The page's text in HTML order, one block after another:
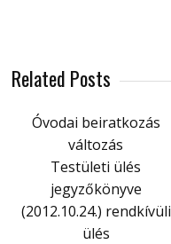
Related Posts
Óvodai beiratkozás
változás
Testületi ülés
jegyzőkönyve
(2012.10.24.) rendkívüli
ülés